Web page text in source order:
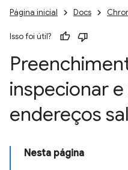
Página inicial Docs
Isso foi útil?
inspecionar
endereços
Nesta página